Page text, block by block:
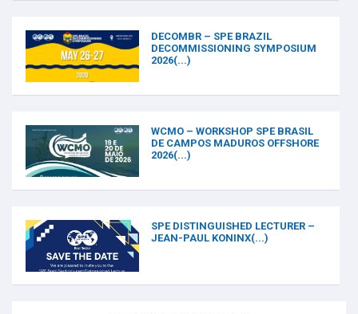
DECOMBR – SPE BRAZIL
DECOMMISSIONING SYMPOSIUM
2026(...)
WCMO – WORKSHOP SPE BRASIL
DE CAMPOS MADUROS OFFSHORE
2026(...)
SPE DISTINGUISHED LECTURER –
JEAN-PAUL KONINX(...)